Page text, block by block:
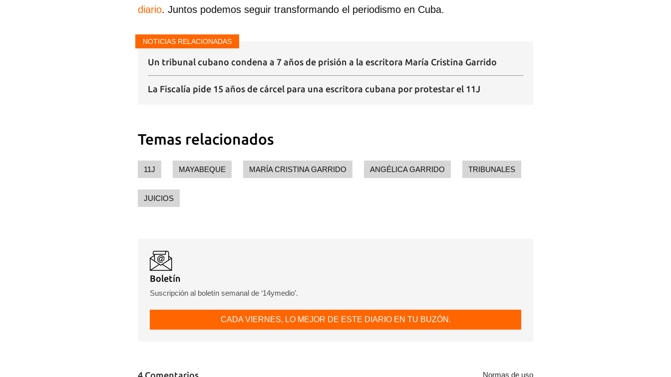
diario. Juntos podemos seguir transformando el periodismo en Cuba.
NOTICIAS RELACIONADAS
Un tribunal cubano condena a 7 años de prisión a la escritora María Cristina Garrido
La Fiscalía pide 15 años de cárcel para una escritora cubana por protestar el 11J
Temas relacionados
11J MAYABEQUE MARÍA CRISTINA GARRIDO ANGÉLICA GARRIDO TRIBUNALES
JUICIOS
Boletín
Suscripción al boletín semanal de ‘14ymedio’.
CADA VIERNES, LO MEJOR DE ESTE DIARIO EN TU BUZÓN.
Normas de uso